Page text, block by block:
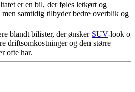
er en bil, der føles letkørt og
samtidig tilbyder bedre overblik og
blandt bilister, der ønsker SUV-look og
driftsomkostninger og den større
ofte har.